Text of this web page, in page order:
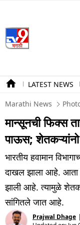
LATEST NEWS
Marathi News
मान्सूनची फिक्स
पाऊस; शेतकऱ्यांनो
भारतीय हवामान
दाखल झाला आहे. आता
झाली आहे. त्यामुळे
सांगितले जात आहे.
Prajwal Dhage |